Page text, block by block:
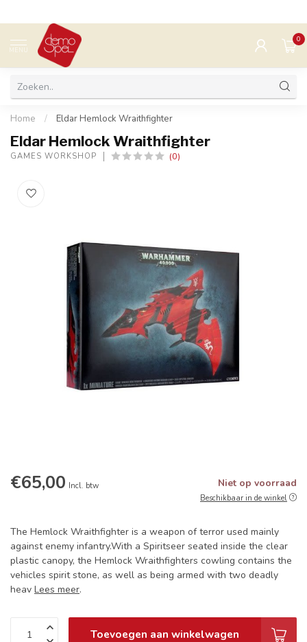
MENU
0
Home / Eldar Hemlock Wraithfighter
Eldar Hemlock Wraithfighter
GAMES WORKSHOP (0)
€65,00 Incl. btw Niet op voorraad
Beschikbaar in de winkel
The Hemlock Wraithfighter is a weapon of terror used mainly
against enemy infantry.With a Spiritseer seated inside the clear
plastic canopy, the Hemlock Wraithfighters cowling contains the
vehicles spirit stone, as well as being armed with two deadly
heav Lees meer.
Toevoegen aan winkelwagen